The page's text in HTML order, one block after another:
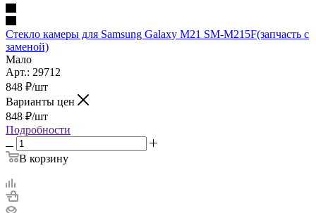
Стекло камеры для Samsung Galaxy M21 SM-M215F(запчасть с
заменой)
Мало
Арт.: 29712
848 ₽/шт
Варианты цен
848 ₽/шт
Подробности
В корзину